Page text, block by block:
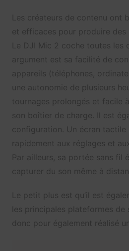
Les créateurs de contenu ont
et efficaces pour produire des
Le DJI Mic 2 coche toutes les
argument est sa facilité de
appareils (téléphones,
une autonomie de plusieurs
tournages prolongés et facile
son boîtier de charge. Il est
configuration. Un écran tactile
rapidement aux réglages et
Par ailleurs, sa portée sans fil
capturer du son même à
Le petit plus est qu’il est
les principales plateformes de
donc pour également réalisé